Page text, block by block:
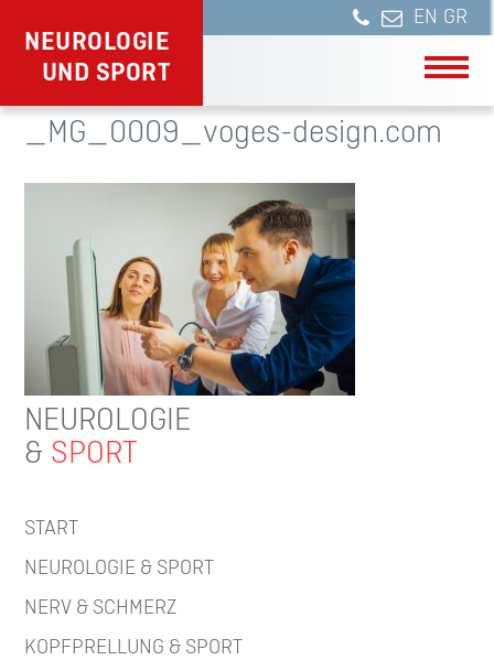
NEUROLOGIE
UND SPORT
_MG_0009_voges-design.com
NEUROLOGIE
& SPORT
START
NEUROLOGIE & SPORT
NERV & SCHMERZ
KOPFPRELLUNG & SPORT